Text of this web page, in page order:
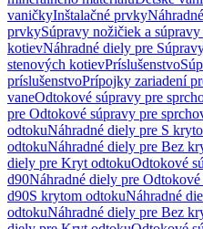
vaničkyInštalačné prvky
prvkySúpravy nožičiek a
kotievNáhradné diely pre
stenových kotievPríslušenstvo
príslušenstvoPrípojky zariadení
vaneOdtokové súpravy pre
pre Odtokové súpravy pre
odtokuNáhradné diely pre S
odtokuNáhradné diely pre Bez
diely pre Kryt odtokuOdtokové
d90Náhradné diely pre
d90S krytom odtokuNáhradné
odtokuNáhradné diely pre Bez